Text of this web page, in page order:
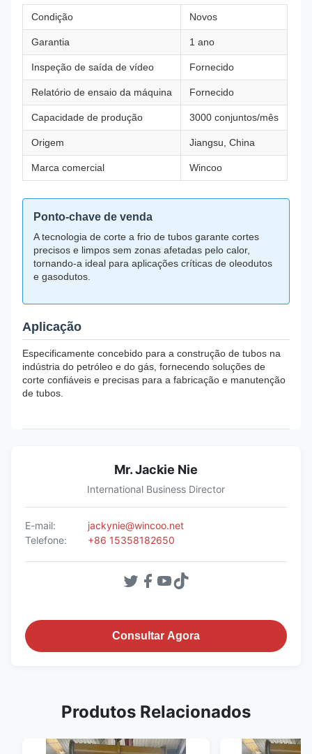
Condição Novos
Garantia 1 ano
Inspeção de saída de vídeo Fornecido
Relatório de ensaio da máquina Fornecido
Capacidade de produção 3000 conjuntos/mês
Origem Jiangsu, China
Marca comercial Wincoo
Ponto-chave de venda
A tecnologia de corte a frio de tubos garante cortes
precisos e limpos sem zonas afetadas pelo calor,
tornando-a ideal para aplicações críticas de oleodutos
e gasodutos.
Aplicação
Especificamente concebido para a construção de tubos na
indústria do petróleo e do gás, fornecendo soluções de
corte confiáveis e precisas para a fabricação e manutenção
de tubos.
Mr. Jackie Nie
International Business Director
E-mail:
jackynie@wincoo.net
Telefone:
+86 15358182650
Consultar Agora
Produtos Relacionados